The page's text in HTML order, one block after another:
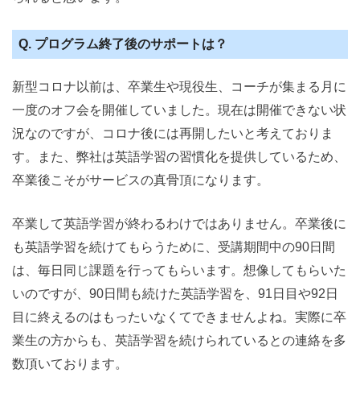
Q. プログラム終了後のサポートは？
新型コロナ以前は、卒業生や現役生、コーチが集まる月に
一度のオフ会を開催していました。現在は開催できない状
況なのですが、コロナ後には再開したいと考えておりま
す。また、弊社は英語学習の習慣化を提供しているため、
卒業後こそがサービスの真骨頂になります。
卒業して英語学習が終わるわけではありません。卒業後に
も英語学習を続けてもらうために、受講期間中の90日間
は、毎日同じ課題を行ってもらいます。想像してもらいた
いのですが、90日間も続けた英語学習を、91日目や92日
目に終えるのはもったいなくてできませんよね。実際に卒
業生の方からも、英語学習を続けられているとの連絡を多
数頂いております。